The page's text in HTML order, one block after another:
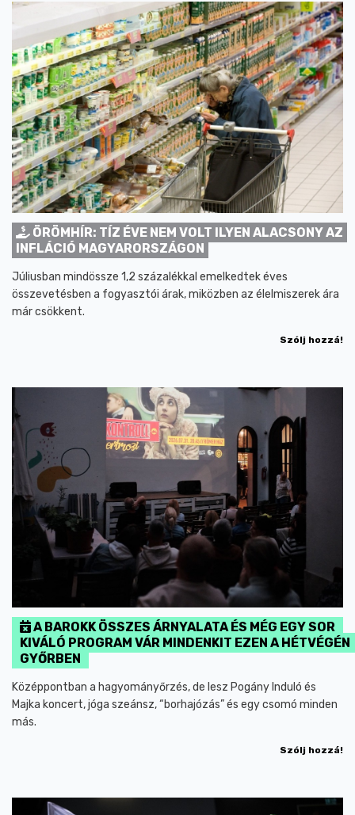
ÖRÖMHÍR: TÍZ ÉVE NEM VOLT ILYEN ALACSONY AZ
INFLÁCIÓ MAGYARORSZÁGON
Júliusban mindössze 1,2 százalékkal emelkedtek éves
összevetésben a fogyasztói árak, miközben az élelmiszerek ára
már csökkent.
Szólj hozzá!
A BAROKK ÖSSZES ÁRNYALATA ÉS MÉG EGY SOR
KIVÁLÓ PROGRAM VÁR MINDENKIT EZEN A HÉTVÉGÉN
GYŐRBEN
Középpontban a hagyományőrzés, de lesz Pogány Induló és
Majka koncert, jóga szeánsz, “borhajózás” és egy csomó minden
más.
Szólj hozzá!